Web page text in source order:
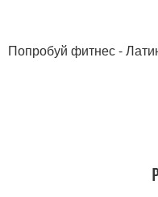
Попробуй фитнес -